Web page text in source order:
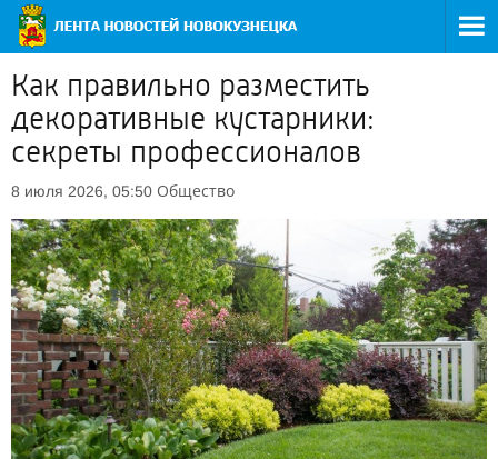
Как правильно разместить
декоративные кустарники:
секреты профессионалов
8 июля 2026, 05:50 Общество